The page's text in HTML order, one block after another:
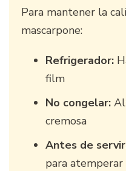
Para mantener la
mascarpone:
Refrigerador:
film
No congelar:
cremosa
Antes de
para atemperar